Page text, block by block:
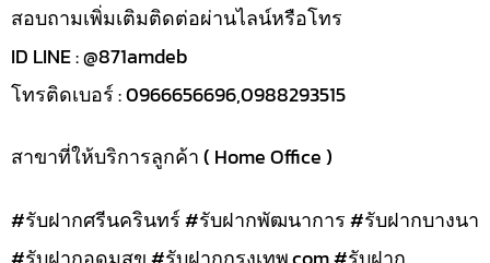
สอบถามเพิ่มเติมติดต่อผ่านไลน์หรือโทร
ID LINE : @871amdeb
โทรติดเบอร์ : 0966656696,0988293515
สาขาที่ให้บริการลูกค้า ( Home Office )
#รับฝากศรีนครินทร์ #รับฝากพัฒนาการ #รับฝากบางนา